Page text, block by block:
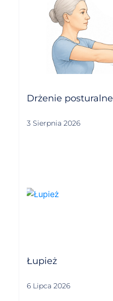
Drżenie posturalne
3 Sierpnia 2026
Łupież
6 Lipca 2026